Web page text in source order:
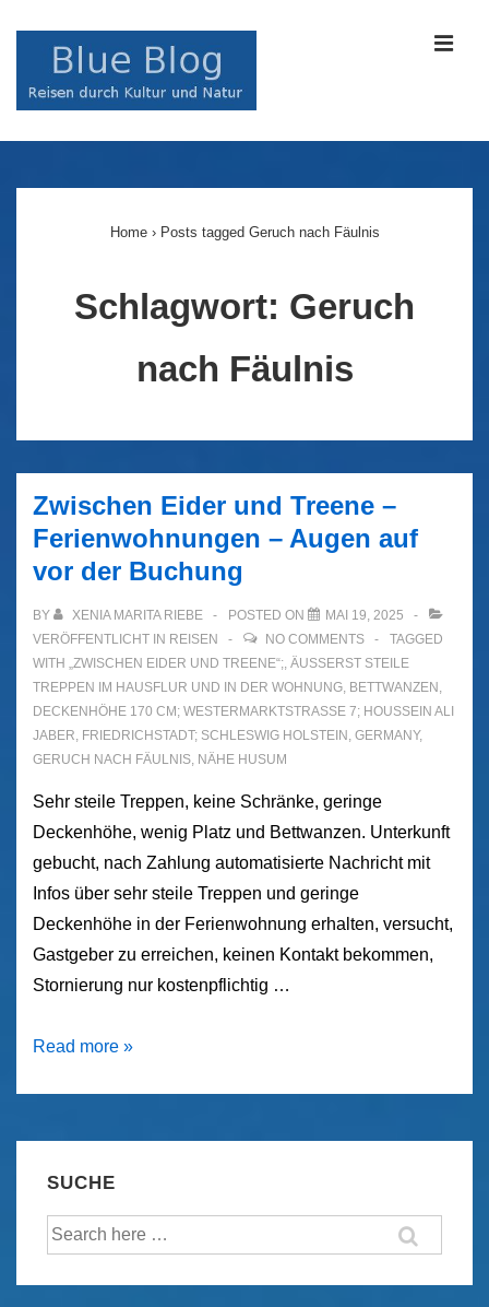
Navigation
Home › Posts tagged Geruch nach Fäulnis
Schlagwort: Geruch
nach Fäulnis
Zwischen Eider und Treene –
Ferienwohnungen – Augen auf
vor der Buchung
BY XENIA MARITA RIEBE POSTED ON
MAI 19, 2025
VERÖFFENTLICHT IN REISEN NO COMMENTS
TAGGED
WITH „ZWISCHEN EIDER UND TREENE“;, ÄUSSERST STEILE T
REPPEN IM HAUSFLUR UND IN DER WOHNUNG
, BETTWANZEN ,
DECKENHÖHE 170 CM; WESTERMARKTSTRASSE 7; HOUSSEIN ALI J
ABER
, FRIEDRICHSTADT; SCHLESWIG HOLSTEIN , GERMANY,
GERUCH NACH FÄULNIS, NÄHE HUSUM
Sehr steile Treppen, keine Schränke, geringe
Deckenhöhe, wenig Platz und Bettwanzen. Unterkunft
gebucht, nach Zahlung automatisierte Nachricht mit
Infos über sehr steile Treppen und geringe
Deckenhöhe in der Ferienwohnung erhalten, versucht,
Gastgeber zu erreichen, keinen Kontakt bekommen,
Stornierung nur kostenpflichtig …
Zwischen
Treene
Augen
auf
Read more »
SUCHE
Suche